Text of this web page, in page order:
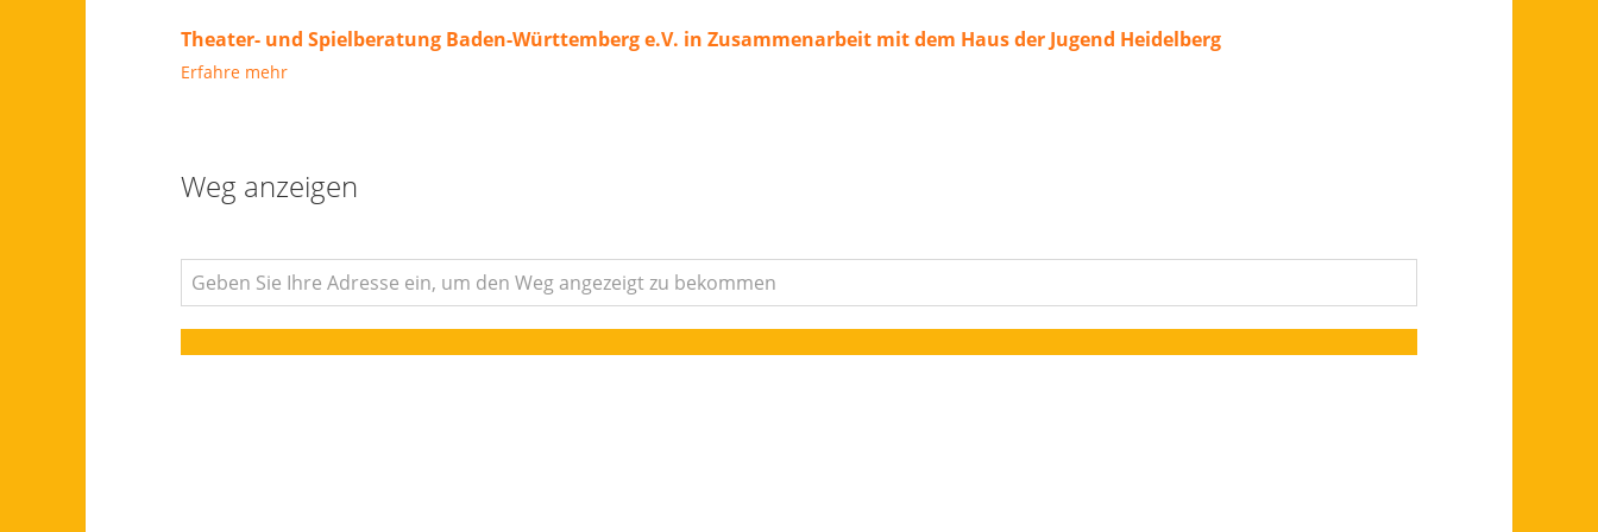
Theater- und Spielberatung Baden-Württemberg e.V. in Zusammenarbeit mit dem Haus der Jugend Heidelberg
Erfahre mehr
Weg anzeigen